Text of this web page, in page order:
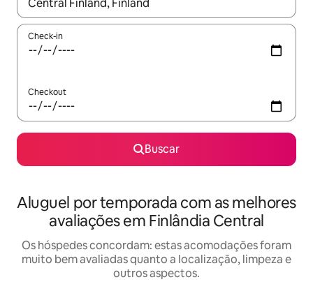
Check-in
Checkout
Buscar
Aluguel por temporada com as melhores
avaliações em Finlândia Central
Os hóspedes concordam: estas acomodações foram
muito bem avaliadas quanto a localização, limpeza e
outros aspectos.